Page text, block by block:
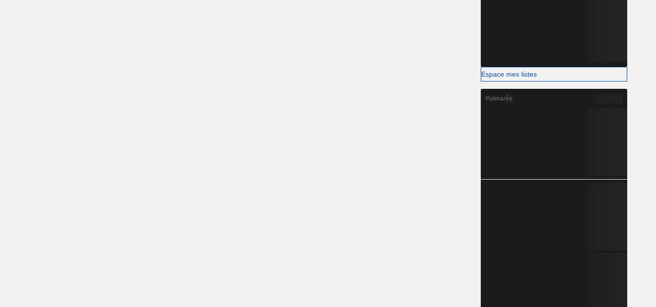
Espace mes listes
Palmarès